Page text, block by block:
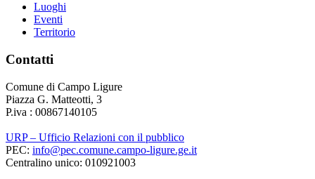
Luoghi
Eventi
Territorio
Contatti
Comune di Campo Ligure
Piazza G. Matteotti, 3
P.iva : 00867140105
URP – Ufficio Relazioni con il pubblico
PEC: info@pec.comune.campo-ligure.ge.it
Centralino unico: 010921003